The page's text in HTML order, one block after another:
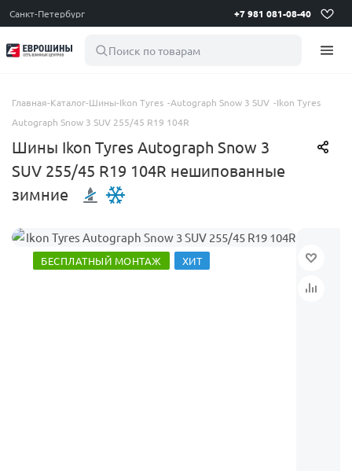
Санкт-Петербург +7 981 081-08-40
Поиск по товарам
Главная-Каталог-Шины-Ikon Tyres -Autograph Snow 3 SUV -Ikon Tyres
Autograph Snow 3 SUV 255/45 R19 104R
Шины Ikon Tyres Autograph Snow 3
SUV 255/45 R19 104R нешипованные
зимние
БЕСПЛАТНЫЙ МОНТАЖ ХИТ